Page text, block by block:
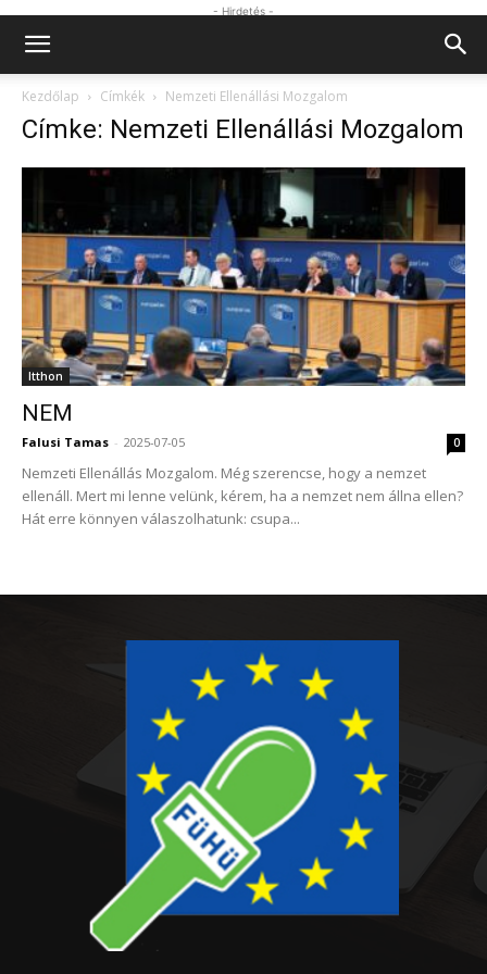
- Hirdetés -
Kezdőlap Címkék Nemzeti Ellenállási Mozgalom
Címke: Nemzeti Ellenállási Mozgalom
Itthon
NEM
Falusi Tamas - 2025-07-05 0
Nemzeti Ellenállás Mozgalom. Még szerencse, hogy a nemzet
ellenáll. Mert mi lenne velünk, kérem, ha a nemzet nem állna ellen?
Hát erre könnyen válaszolhatunk: csupa...